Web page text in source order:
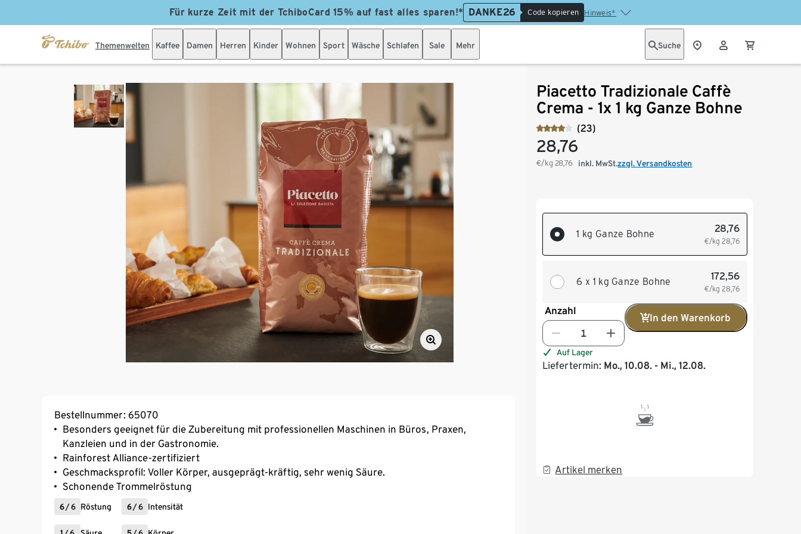
Für kurze Zeit mit der TchiboCard 15% auf fast alles sparen!* DANKE26 Code kopieren Hinweis*
Themenwelten Kaffee Damen Herren Kinder Wohnen Sport Wäsche Schlafen Sale Mehr Suche
Piacetto Tradizionale Caffè
Crema - 1x 1 kg Ganze Bohne
(23)
28,76
€/kg28,76 inkl. MwSt.zzgl. Versandkosten
1 kg Ganze Bohne 28,76
€/kg 28,76
6 x 1 kg Ganze Bohne 172,56
€/kg 28,76
Anzahl
In den Warenkorb
Auf Lager
Liefertermin: Mo., 10.08. - Mi., 12.08.
Artikel merken
Bestellnummer: 65070
Besonders geeignet für die Zubereitung mit professionellen Maschinen in Büros, Praxen,
Kanzleien und in der Gastronomie.
Rainforest Alliance-zertifiziert
Geschmacksprofil: Voller Körper, ausgeprägt-kräftig, sehr wenig Säure.
Schonende Trommelröstung
6 /6 Röstung 6 /6 Intensität